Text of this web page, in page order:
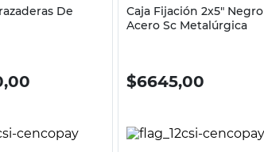
De
Caja Fijación 2x5" Negro
Acero Sc Metalúrgica
$6645,00